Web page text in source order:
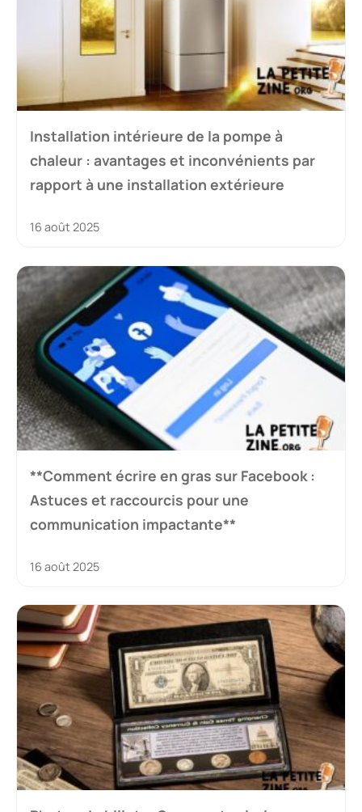
Installation intérieure de la pompe à
chaleur : avantages et inconvénients par
rapport à une installation extérieure
16 août 2025
**Comment écrire en gras sur Facebook :
Astuces et raccourcis pour une
communication impactante**
16 août 2025